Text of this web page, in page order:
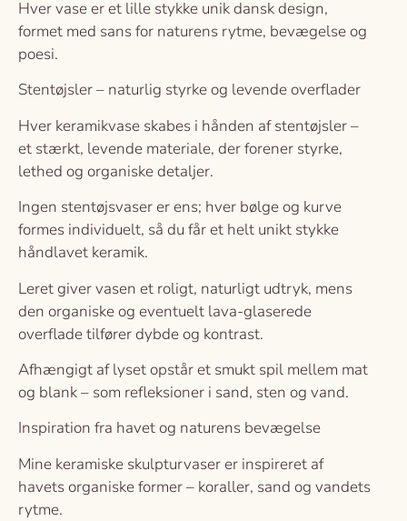
Hver vase er et lille stykke unik dansk design,
formet med sans for naturens rytme, bevægelse og
poesi.
Stentøjsler – naturlig styrke og levende overflader
Hver keramikvase skabes i hånden af stentøjsler –
et stærkt, levende materiale, der forener styrke,
lethed og organiske detaljer.
Ingen stentøjsvaser er ens; hver bølge og kurve
formes individuelt, så du får et helt unikt stykke
håndlavet keramik.
Leret giver vasen et roligt, naturligt udtryk, mens
den organiske og eventuelt lava-glaserede
overflade tilfører dybde og kontrast.
Afhængigt af lyset opstår et smukt spil mellem mat
og blank – som refleksioner i sand, sten og vand.
Inspiration fra havet og naturens bevægelse
Mine keramiske skulpturvaser er inspireret af
havets organiske former – koraller, sand og vandets
rytme.